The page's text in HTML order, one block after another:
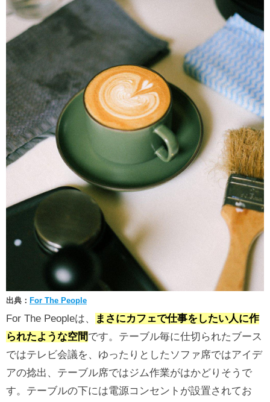
出典： For The People
For The Peopleは、
まさにカフェで仕事をしたい人に作
られたような空間です。テーブル毎に仕切られたブース
ではテレビ会議を、ゆったりとしたソファ席ではアイデ
アの捻出、テーブル席ではジム作業がはかどりそうで
す。テーブルの下には電源コンセントが設置されてお